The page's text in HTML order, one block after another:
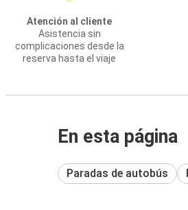
Atención al cliente
Asistencia sin
complicaciones desde la
reserva hasta el viaje
En esta página
Paradas de autobús